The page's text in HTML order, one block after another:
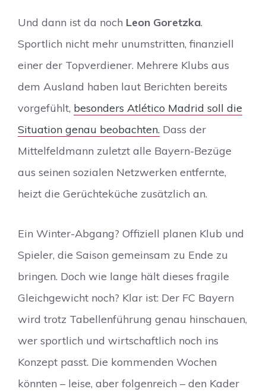
Und dann ist da noch Leon Goretzka.
Sportlich nicht mehr unumstritten, finanziell
einer der Topverdiener. Mehrere Klubs aus
dem Ausland haben laut Berichten bereits
vorgefühlt, besonders Atlético Madrid soll die
Situation genau beobachten. Dass der
Mittelfeldmann zuletzt alle Bayern-Bezüge
aus seinen sozialen Netzwerken entfernte,
heizt die Gerüchteküche zusätzlich an.
Ein Winter-Abgang? Offiziell planen Klub und
Spieler, die Saison gemeinsam zu Ende zu
bringen. Doch wie lange hält dieses fragile
Gleichgewicht noch? Klar ist: Der FC Bayern
wird trotz Tabellenführung genau hinschauen,
wer sportlich und wirtschaftlich noch ins
Konzept passt. Die kommenden Wochen
könnten – leise, aber folgenreich – den Kader